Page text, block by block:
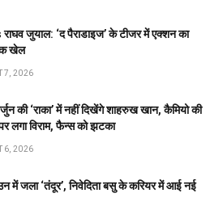
राघव जुयाल: ‘द पैराडाइज’ के टीजर में एक्शन का
खेल
7, 2026
की ‘राका’ में नहीं दिखेंगे शाहरुख खान, कैमियो की
लगा विराम, फैन्स को झटका
6, 2026
में जला ‘तंदूर’, निवेदिता बसु के करियर में आई नई